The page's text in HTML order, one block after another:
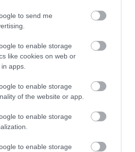
to send me
to enable storage
like cookies on web or
apps.
to enable storage
of the website or app.
to enable storage
to enable storage
sokan szkeptikusan
részben épp annak
például azzal hitegeti az
öregedésre már a fiatalok